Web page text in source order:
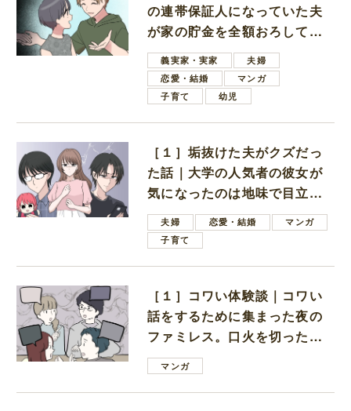
の連帯保証人になっていた夫
が家の貯金を全額おろしてほ
しいと言ってきた
義実家・実家
夫婦
恋愛・結婚
マンガ
子育て
幼児
［１］垢抜けた夫がクズだっ
た話｜大学の人気者の彼女が
気になったのは地味で目立た
ない男子学生
夫婦 恋愛・結婚
マンガ
子育て
［１］コワい体験談｜コワい
話をするために集まった夜の
ファミレス。口火を切ったの
は電車好きの男の子ママ
マンガ